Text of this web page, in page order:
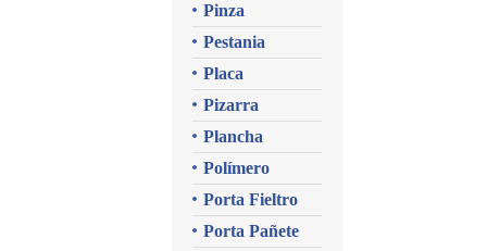
Pinza
Pestania
Placa
Pizarra
Plancha
Polímero
Porta Fieltro
Porta Pañete